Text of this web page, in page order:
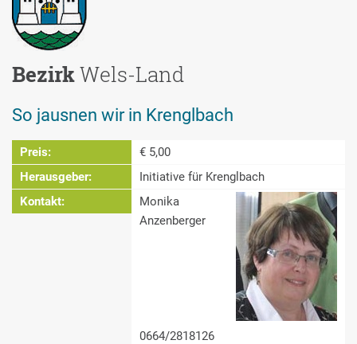
BezirkWels-Land
So jausnen wir in Krenglbach
Preis:
€ 5,00
Herausgeber:
Initiative für Krenglbach
Kontakt:
Monika
Anzenberger
0664/2818126